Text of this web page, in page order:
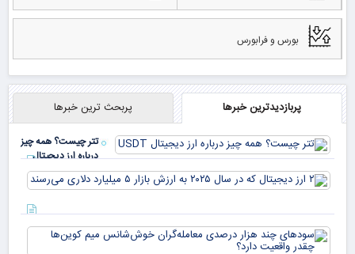
بورس و فرابورس
پربازدیدترین خبرها پربحث ترین خبرها
تتر چیست؟ همه چیز
درباره ارز دیجیتال
USDT